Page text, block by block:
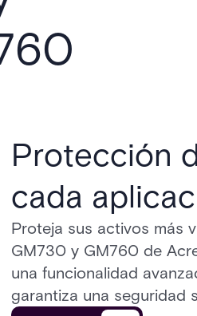
Protección
cada
Proteja sus activos más
GM730 y GM760 de
una funcionalidad
garantiza una seguridad